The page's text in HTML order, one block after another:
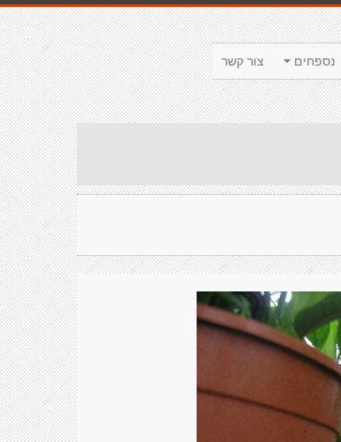
צור קשר נספחים